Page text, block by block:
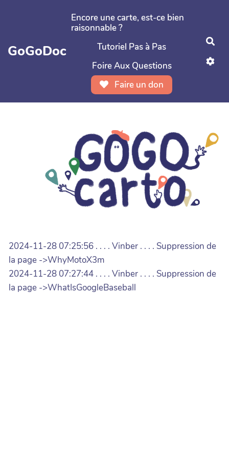
Aller au contenu principal
GoGoDoc
Encore une carte, est-ce bien
raisonnable ?
Tutoriel Pas à Pas
Foire Aux Questions
Faire un don
2024-11-28 07:25:56 . . . . Vinber . . . . Suppression de
la page ->WhyMotoX3m
2024-11-28 07:27:44 . . . . Vinber . . . . Suppression de
la page ->WhatIsGoogleBaseball